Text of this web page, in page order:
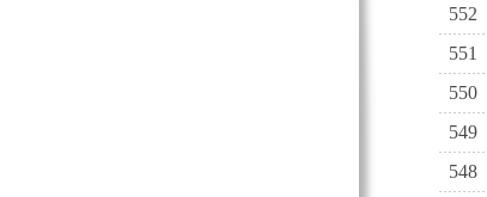
552
551
550
549
548